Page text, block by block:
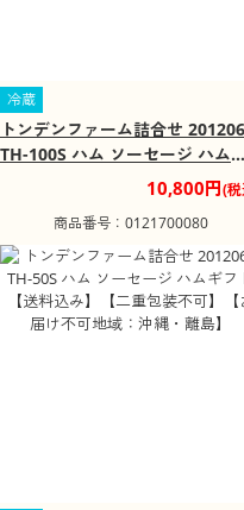
冷蔵
トンデンファーム詰合せ
TH-100S ハム ソーセージ ハムギ
フト【送料込み】【二重包装不
可】【お届け不可地域：沖縄・離
10,800円(
商品番号：0121700080